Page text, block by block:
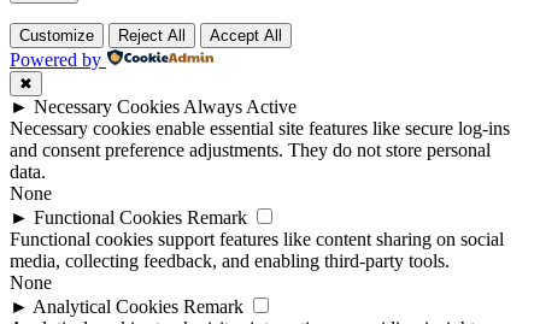
Customize Reject All Accept All
Powered by
✖
► Necessary Cookies Always Active
Necessary cookies enable essential site features like secure log-ins
and consent preference adjustments. They do not store personal
data.
None
► Functional Cookies Remark
Functional cookies support features like content sharing on social
media, collecting feedback, and enabling third-party tools.
None
► Analytical Cookies Remark